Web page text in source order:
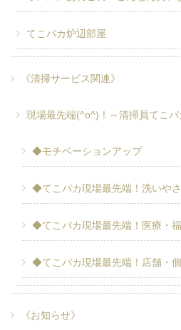
てこパカ炉辺部屋
《清掃サービス関連》
現場最先端(^o^)！～清掃員てこパ
◆モチベーションアップ
◆てこパカ現場最先端！洗いや
◆てこパカ現場最先端！医療・
◆てこパカ現場最先端！店舗・
《お知らせ》